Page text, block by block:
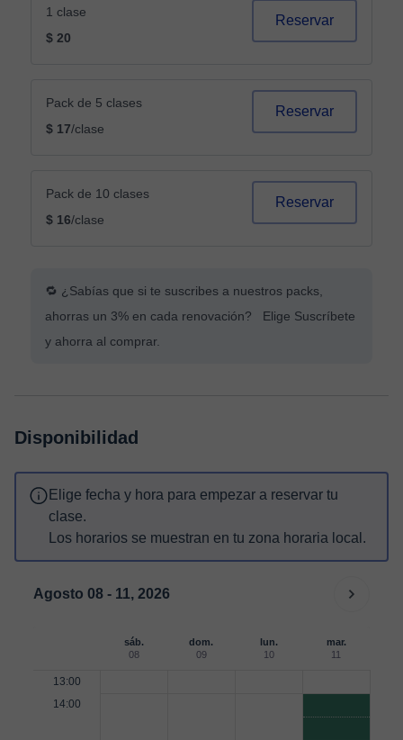
1 clase
$ 20
Reservar
Pack de 5 clases
$ 17/clase
Reservar
Pack de 10 clases
$ 16/clase
Reservar
🔁 ¿Sabías que si te suscribes a nuestros packs,
ahorras un 3% en cada renovación? Elige Suscríbete
y ahorra al comprar.
Disponibilidad
Elige fecha y hora para empezar a reservar tu
clase.
Los horarios se muestran en tu zona horaria local.
Agosto 08 - 11, 2026
sáb.
08
dom.
09
lun.
10
mar.
11
13:00
14:00